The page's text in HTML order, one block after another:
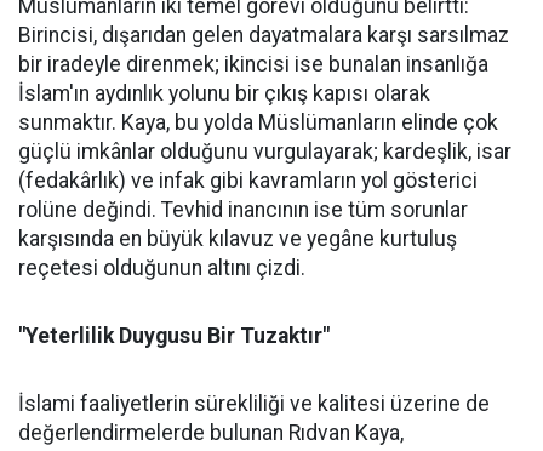
Müslümanların iki temel görevi olduğunu belirtti:
Birincisi, dışarıdan gelen dayatmalara karşı sarsılmaz
bir iradeyle direnmek; ikincisi ise bunalan insanlığa
İslam'ın aydınlık yolunu bir çıkış kapısı olarak
sunmaktır. Kaya, bu yolda Müslümanların elinde çok
güçlü imkânlar olduğunu vurgulayarak; kardeşlik, isar
(fedakârlık) ve infak gibi kavramların yol gösterici
rolüne değindi. Tevhid inancının ise tüm sorunlar
karşısında en büyük kılavuz ve yegâne kurtuluş
reçetesi olduğunun altını çizdi.
"Yeterlilik Duygusu Bir Tuzaktır"
İslami faaliyetlerin sürekliliği ve kalitesi üzerine de
değerlendirmelerde bulunan Rıdvan Kaya,